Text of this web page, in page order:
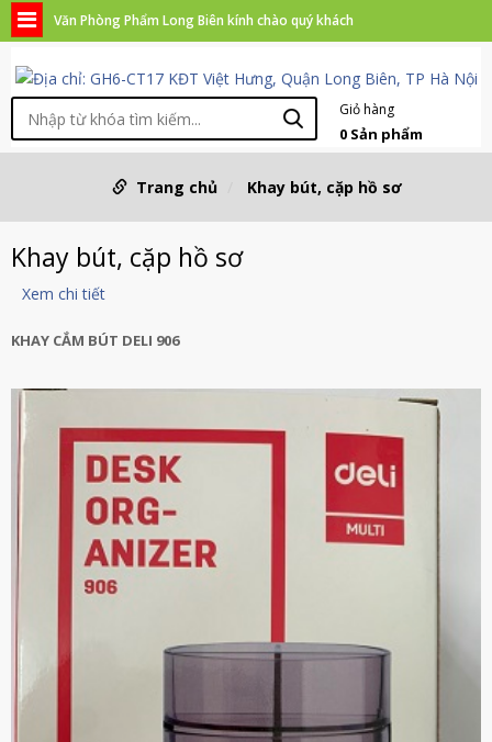
Văn Phòng Phẩm Long Biên kính chào quý khách
Giỏ hàng
0 Sản phẩm
Trang chủ Khay bút, cặp hồ sơ
Khay bút, cặp hồ sơ
Xem chi tiết
KHAY CẮM BÚT DELI 906